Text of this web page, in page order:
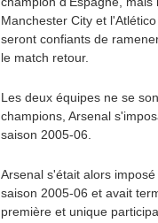
Manchester City et
seront confiants de
le match retour.
Les deux équipes ne se
champions, Arsenal
saison 2005-06.
Arsenal s'était alors
saison 2005-06 et avait
première et unique